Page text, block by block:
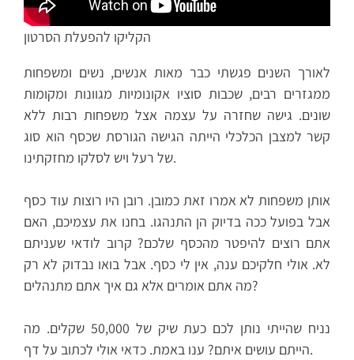
הקליקו להפעלת הסרטון
לאורך השנים פגשתי כבר מאות אנשים, נשים ומשפחות
ממגזרים רבים, שכבות סוציו אקונומיות מגוונות ומקומות
שונים. גישה שחזרה על עצמה אצל משפחות רבות ללא
קשר למצבן הכלכלי הייתה הגישה הגורסת שכסף הוא סוג
של רעל ויש לסלקו מחזקתינו.
אותן משפחות לא אמרו זאת כמובן. רובן היו רוצות עוד כסף
אבל בפועל ככה בדיוק הן התנהגו. בחנו את עצמיכם, האם
אתם רוצים להיפטר מהכסף שלכם? קרוב לודאי שעניתם
לא. אולי חלקיכם ענה, אין לי כסף. אבל בואו נבדוק לא רק
מה אתם אומרים אלא גם איך אתם מתנהלים?
נניח שהייתי נותן לכם כעת שיק של 50,000 שקלים. מה
הייתם עושים איתם? ענו באמת. כדאי אולי לכתוב על דף.